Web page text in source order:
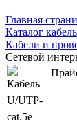
Главная
Каталог
Кабели и
Сетевой